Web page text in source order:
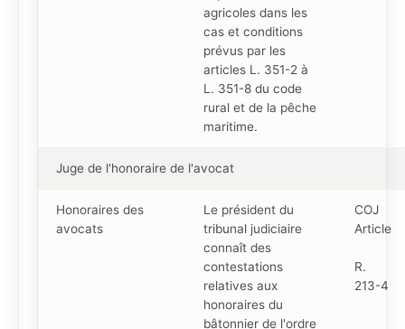
agricoles dans les
cas et conditions
prévus par les
articles L. 351-2 à
L. 351-8 du code
rural et de la pêche
maritime.
Juge de l'honoraire de l'avocat
Honoraires des
avocats
Le président du
tribunal judiciaire
connaît des
contestations
relatives aux
honoraires du
bâtonnier de l'ordre
COJ
Article
R.
213-4